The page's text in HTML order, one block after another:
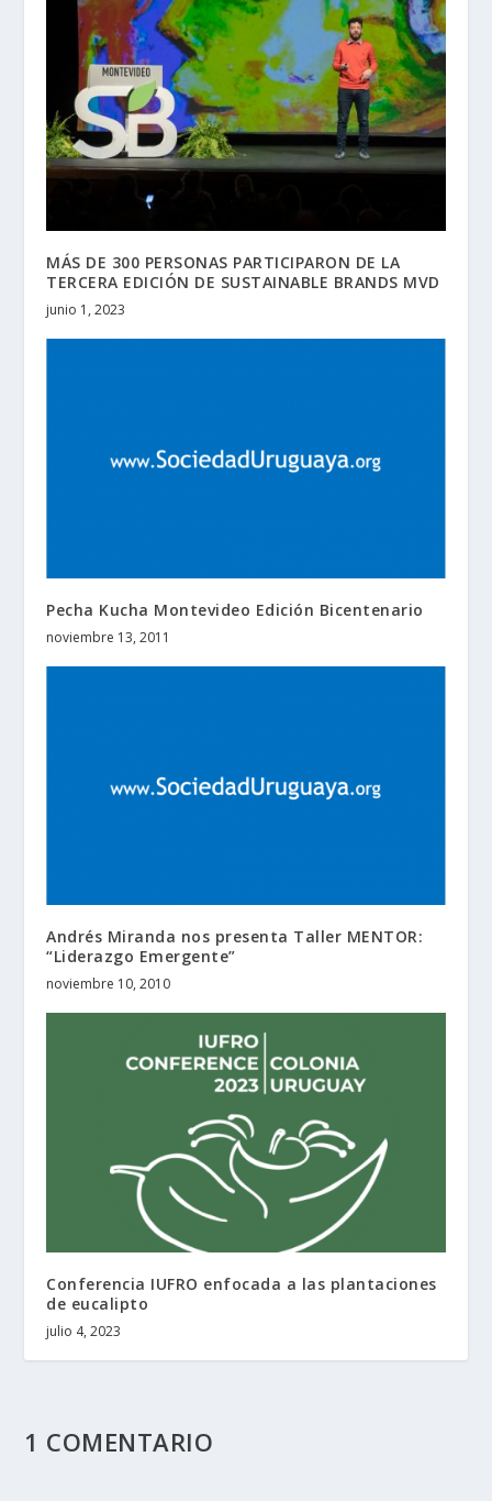
MÁS DE 300 PERSONAS PARTICIPARON DE LA
TERCERA EDICIÓN DE SUSTAINABLE BRANDS MVD
junio 1, 2023
Pecha Kucha Montevideo Edición Bicentenario
noviembre 13, 2011
Andrés Miranda nos presenta Taller MENTOR:
“Liderazgo Emergente”
noviembre 10, 2010
Conferencia IUFRO enfocada a las plantaciones
de eucalipto
julio 4, 2023
1 COMENTARIO